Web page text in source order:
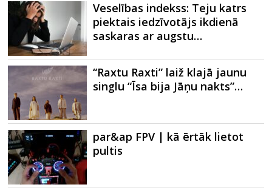
Veselības indekss: Teju katrs
piektais iedzīvotājs ikdienā
saskaras ar augstu…
“Raxtu Raxti” laiž klajā jaunu
singlu “Īsa bija Jāņu nakts”…
par&ap FPV | kā ērtāk lietot
pultis